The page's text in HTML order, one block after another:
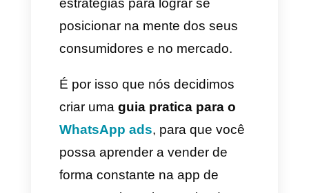
que a maioria das empresas se
mais clientes, no mundo dos
ads existe muita concorrência e
por isso as empresas
acostumam desenvolver e